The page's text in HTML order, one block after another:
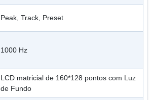
Peak, Track, Preset
1000 Hz
LCD matricial de 160*128 pontos com Luz
de Fundo